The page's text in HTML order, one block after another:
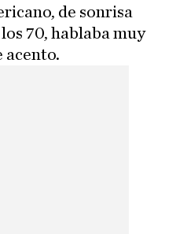
de sonrisa
70, hablaba muy
acento.